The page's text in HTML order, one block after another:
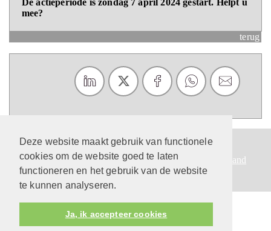
Deze website maakt gebruik van functionele
cookies om de website goed te laten
functioneren en het gebruik van de website
te kunnen analyseren.
Ja, ik accepteer cookies
De actieperiode is zondag 7 april 2024 gestart. Helpt u
mee?
terug
Protestantsekerk.net is een samenwerking tussen de
dienstenorganisatie van deProtestantse Kerk in Nederland
enHuman Content Mediaproducties B.V.